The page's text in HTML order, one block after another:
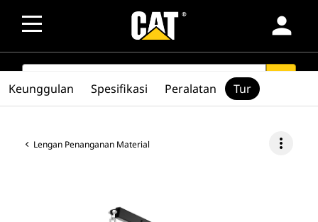
person
SEARCH
Lengan Penanganan Material more_vert
Keunggulan Spesifikasi Peralatan Tur